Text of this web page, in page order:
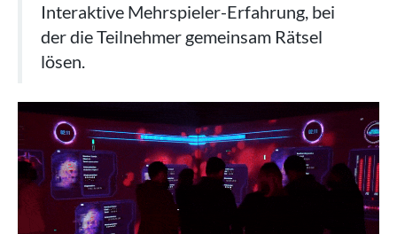
Interaktive Mehrspieler-Erfahrung, bei
der die Teilnehmer gemeinsam Rätsel
lösen.